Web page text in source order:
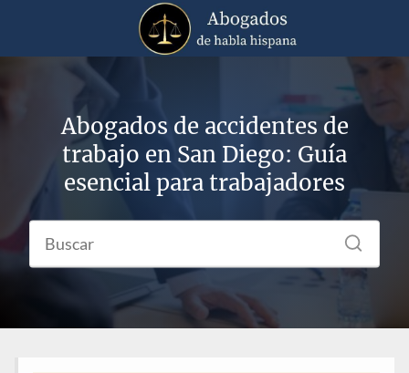
Abogados de accidentes de
trabajo en San Diego: Guía
esencial para trabajadores